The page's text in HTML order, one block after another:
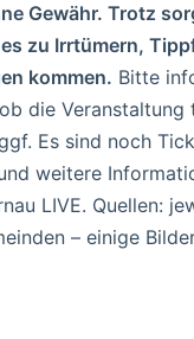
Gewähr. Trotz
zu Irrtümern,
kommen. Bitte
die Veranstaltung
Es sind noch
weitere
LIVE. Quellen:
– einige